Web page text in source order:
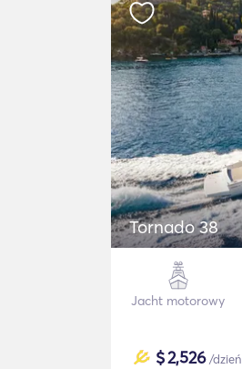
Tornado 38
Jacht motorowy
$2,526/dzień